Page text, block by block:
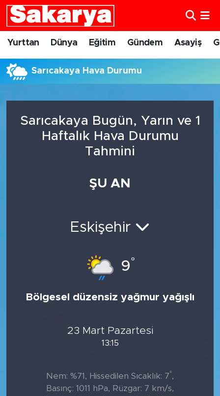
Yurttan Dünya Eğitim Gündem Asayiş
Sarıcakaya Hava Durumu
Sarıcakaya Bugün, Yarın ve 1
Haftalık Hava Durumu
Tahmini
ŞU AN
Eskişehir
9°
Bölgesel düzensiz yağmur yağışlı
23 Mart Pazartesi
13:15
Nem: %71, Hissedilen Sıcaklık: 7°,
Basınç: 1011 hPa, Rüzgar: 7 km/s,
Yurttan
Eskişehirspor
Eskişehir Nöbetçi Eczaneler
Süper Lig Puan Durumu ve Fikstür
Son Dakika Haberleri